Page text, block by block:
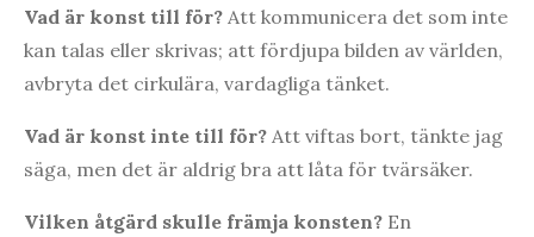
Vad är konst till för? Att kommunicera det som inte
kan talas eller skrivas; att fördjupa bilden av världen,
avbryta det cirkulära, vardagliga tänket.
Vad är konst inte till för? Att viftas bort, tänkte jag
säga, men det är aldrig bra att låta för tvärsäker.
Vilken åtgärd skulle främja konsten? En